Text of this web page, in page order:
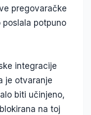
pregovaračke
potpuno
integracije
je otvaranje
biti učinjeno,
na toj